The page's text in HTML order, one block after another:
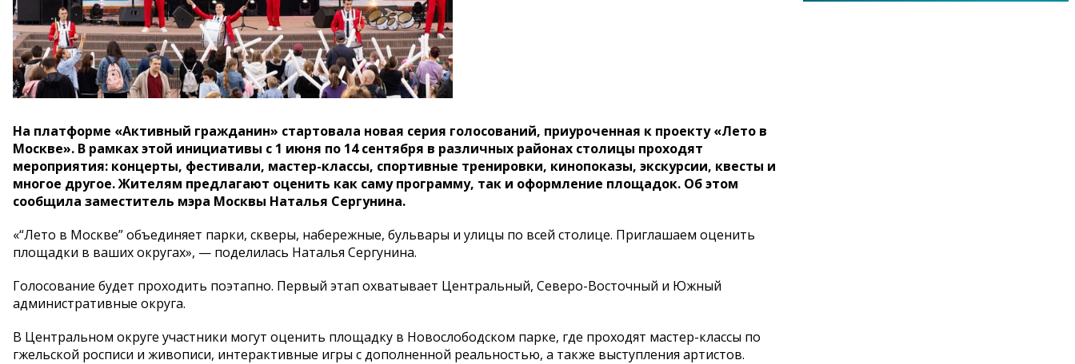
На платформе «Активный гражданин» стартовала новая серия голосований, приуроченная к проекту «Лето в
Москве». В рамках этой инициативы с 1 июня по 14 сентября в различных районах столицы проходят
мероприятия: концерты, фестивали, мастер-классы, спортивные тренировки, кинопоказы, экскурсии, квесты и
многое другое. Жителям предлагают оценить как саму программу, так и оформление площадок. Об этом
сообщила заместитель мэра Москвы Наталья Сергунина.
«“Лето в Москве” объединяет парки, скверы, набережные, бульвары и улицы по всей столице. Приглашаем оценить
площадки в ваших округах», — поделилась Наталья Сергунина.
Голосование будет проходить поэтапно. Первый этап охватывает Центральный, Северо-Восточный и Южный
административные округа.
В Центральном округе участники могут оценить площадку в Новослободском парке, где проходят мастер-классы по
гжельской росписи и живописи, интерактивные игры с дополненной реальностью, а также выступления артистов.